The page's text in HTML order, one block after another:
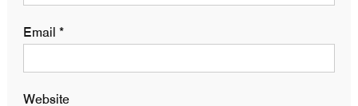
Email *
Website